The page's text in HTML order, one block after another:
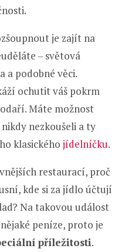
je zajít na
– světová
a podobné věci.
ochutit váš pokrm
Máte možnost
nezkoušeli a ty
klasického jídelníčku.
restaurací, proč
kde si za jídlo účtují
Na takovou událost
peníze, proto je
příležitosti.